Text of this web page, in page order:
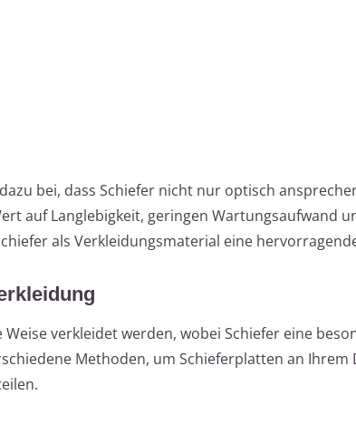
bei, dass Schiefer nicht nur optisch
auf Langlebigkeit, geringen Wartungsaufwand
als Verkleidungsmaterial eine
verkleidet werden, wobei Schiefer eine
Methoden, um Schieferplatten an Ihrem